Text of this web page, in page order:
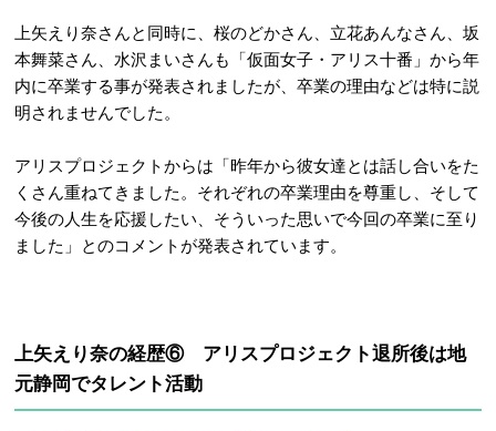
上矢えり奈さんと同時に、桜のどかさん、立花あんなさん、坂
本舞菜さん、水沢まいさんも「仮面女子・アリス十番」から年
内に卒業する事が発表されましたが、卒業の理由などは特に説
明されませんでした。
アリスプロジェクトからは「昨年から彼女達とは話し合いをた
くさん重ねてきました。それぞれの卒業理由を尊重し、そして
今後の人生を応援したい、そういった思いで今回の卒業に至り
ました」とのコメントが発表されています。
上矢えり奈の経歴⑥ アリスプロジェクト退所後は地
元静岡でタレント活動